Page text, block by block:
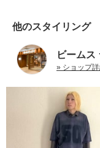
他のスタイリング
ビームス
» ショップ